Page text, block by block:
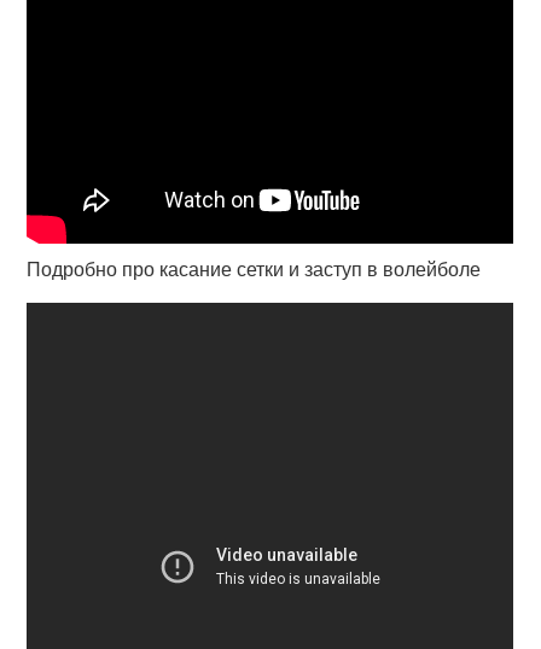
Подробно про касание сетки и заступ в волейболе